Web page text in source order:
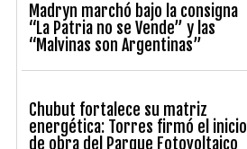
Madryn marchó bajo la consigna
“La Patria no se Vende” y las
“Malvinas son Argentinas”
Chubut fortalece su matriz
energética: Torres firmó el inicio
de obra del Parque Fotovoltaico